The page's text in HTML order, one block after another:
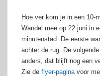
Hoe ver kom je in een 10-
Wandel mee op 22 juni in
minutenstad. De eerste
achter de rug. De
anders, dat blijft nog een
Zie de flyer-pagina voor